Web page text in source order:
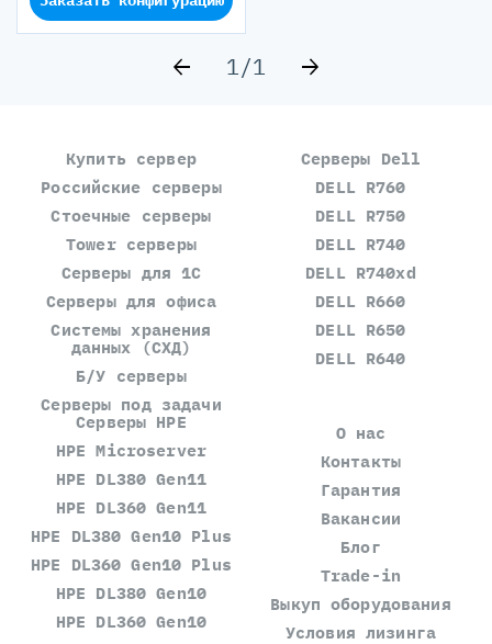
1/1
Купить сервер
Российские серверы
Стоечные серверы
Tower серверы
Серверы для 1С
Серверы для офиса
Системы хранения
данных (СХД)
Б/У серверы
Серверы под задачи
Серверы Dell
DELL R760
DELL R750
DELL R740
DELL R740xd
DELL R660
DELL R650
DELL R640
Серверы HPE
HPE Microserver
HPE DL380 Gen11
HPE DL360 Gen11
HPE DL380 Gen10 Plus
HPE DL360 Gen10 Plus
HPE DL380 Gen10
HPE DL360 Gen10
О нас
Контакты
Гарантия
Вакансии
Блог
Trade-in
Выкуп оборудования
Условия лизинга